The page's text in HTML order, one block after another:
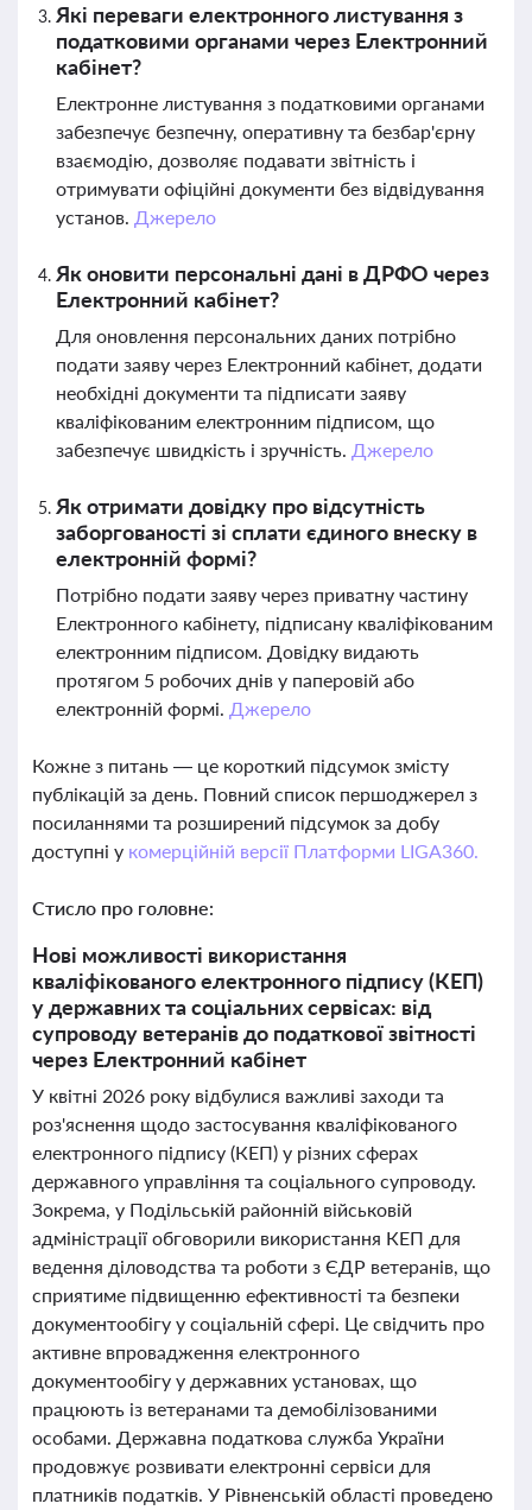
Які переваги електронного листування з
податковими органами через Електронний
кабінет?
Електронне листування з податковими органами
забезпечує безпечну, оперативну та безбар'єрну
взаємодію, дозволяє подавати звітність і
отримувати офіційні документи без відвідування
установ. Джерело
Як оновити персональні дані в ДРФО через
Електронний кабінет?
Для оновлення персональних даних потрібно
подати заяву через Електронний кабінет, додати
необхідні документи та підписати заяву
кваліфікованим електронним підписом, що
забезпечує швидкість і зручність. Джерело
Як отримати довідку про відсутність
заборгованості зі сплати єдиного внеску в
електронній формі?
Потрібно подати заяву через приватну частину
Електронного кабінету, підписану кваліфікованим
електронним підписом. Довідку видають
протягом 5 робочих днів у паперовій або
електронній формі. Джерело
Кожне з питань — це короткий підсумок змісту
публікацій за день. Повний список першоджерел з
посиланнями та розширений підсумок за добу
доступні у комерційній версії Платформи LIGA360.
Стисло про головне:
Нові можливості використання
кваліфікованого електронного підпису (КЕП)
у державних та соціальних сервісах: від
супроводу ветеранів до податкової звітності
через Електронний кабінет
У квітні 2026 року відбулися важливі заходи та
роз'яснення щодо застосування кваліфікованого
електронного підпису (КЕП) у різних сферах
державного управління та соціального супроводу.
Зокрема, у Подільській районній військовій
адміністрації обговорили використання КЕП для
ведення діловодства та роботи з ЄДР ветеранів, що
сприятиме підвищенню ефективності та безпеки
документообігу у соціальній сфері. Це свідчить про
активне впровадження електронного
документообігу у державних установах, що
працюють із ветеранами та демобілізованими
особами. Державна податкова служба України
продовжує розвивати електронні сервіси для
платників податків. У Рівненській області проведено